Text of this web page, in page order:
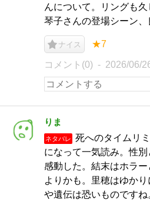
んについて。リングも久
琴子さんの登場シーン、
ナイス ★7
コメント(0) 2026/06/
りま
ネタバレ
死へのタイムリ
になって一気読み。性
感動した。結末はホラ
よりかも。里穂はゆか
や遺伝は恐いものですね